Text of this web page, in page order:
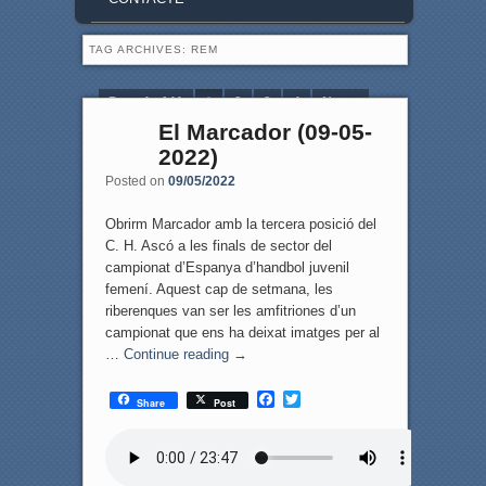
TAG ARCHIVES: REM
Page 1 of 11 1 2 3 4
Next ›
El Marcador (09-05-
2022)
Posted on 09/05/2022
Obrirm Marcador amb la tercera posició del
C. H. Ascó a les finals de sector del
campionat d’Espanya d’handbol juvenil
femení. Aquest cap de setmana, les
riberenques van ser les amfitriones d’un
campionat que ens ha deixat imatges per al
… Continue reading →
Share Post
F
T